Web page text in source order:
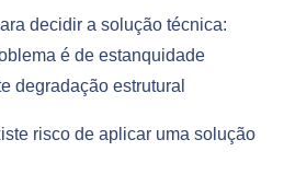
decidir a solução técnica:
é de estanquidade
degradação estrutural
risco de aplicar uma solução